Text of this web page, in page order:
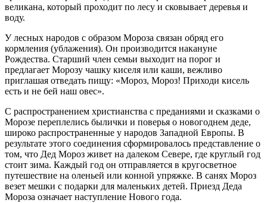
великана, который проходит по лесу и сковывает деревья и
воду.
У лесных народов с образом Мороза связан обряд его
кормления (ублажения). Он производится накануне
Рождества. Старший член семьи выходит на порог и
предлагает Морозу чашку киселя или каши, вежливо
приглашая отведать пищу: «Мороз, Мороз! Приходи кисель
есть и не бей наш овес».
С распространением христианства с преданиями и сказками о
Морозе переплелись былички и поверья о новогоднем деде,
широко распространенные у народов Западной Европы. В
результате этого соединения сформировалось представление о
том, что Дед Мороз живет на далеком Севере, где круглый год
стоит зима. Каждый год он отправляется в кругосветное
путешествие на оленьей или конной упряжке. В санях Мороз
везет мешки с подарки для маленьких детей. Приезд Деда
Мороза означает наступление Нового года.